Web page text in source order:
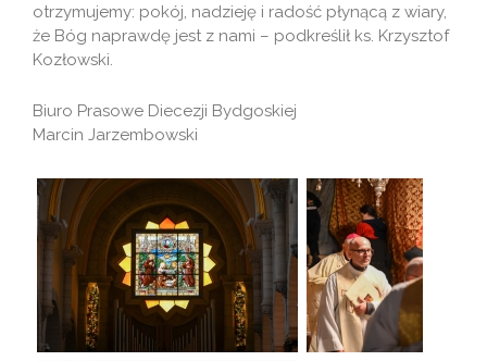
otrzymujemy: pokój, nadzieję i radość płynącą z wiary,
że Bóg naprawdę jest z nami – podkreślił ks. Krzysztof
Kozłowski.
Biuro Prasowe Diecezji Bydgoskiej
Marcin Jarzembowski